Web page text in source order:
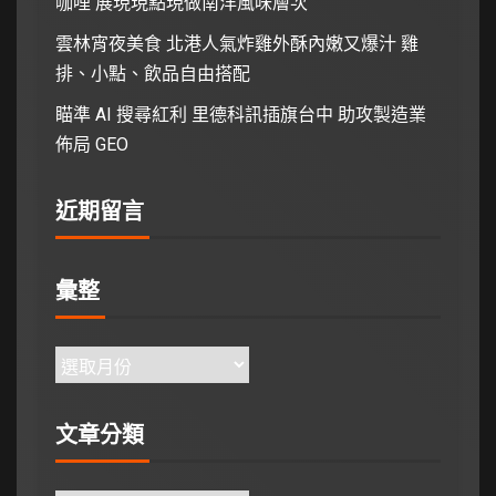
雲林宵夜美食 北港人氣炸雞外酥內嫩又爆汁 雞
排、小點、飲品自由搭配
瞄準 AI 搜尋紅利 里德科訊插旗台中 助攻製造業
佈局 GEO
近期留言
彙整
文章分類